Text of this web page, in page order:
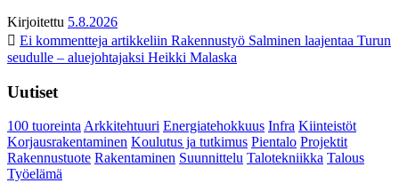
Kirjoitettu 5.8.2026
Ei kommentteja artikkeliin Rakennustyö Salminen laajentaa Turun
seudulle – aluejohtajaksi Heikki Malaska
Uutiset
100 tuoreintaArkkitehtuuri Energiatehokkuus Infra Kiinteistöt
Korjausrakentaminen Koulutus ja tutkimus Pientalo Projektit
Rakennustuote Rakentaminen Suunnittelu Talotekniikka Talous
Työelämä